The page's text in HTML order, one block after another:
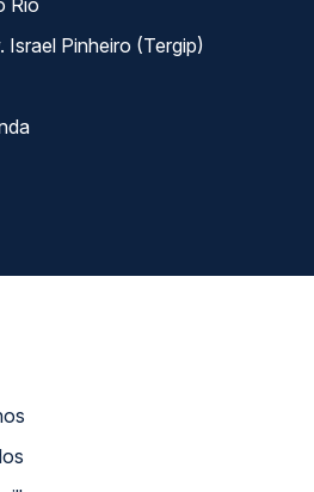
Rio
Pinheiro (Tergip)